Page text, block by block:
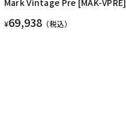
Mark Vintage Pre [MAK-VPRE]
¥69,938 （税込）